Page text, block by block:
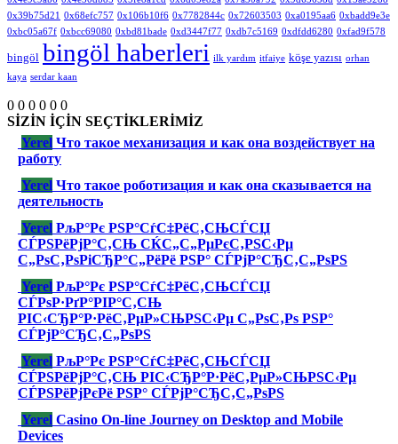
0x39b75d21
0x68efc757 0x106b10f6 0x7782844c 0x72603503 0xa0195aa6 0xbadd9e3e
0xbc05a67f 0xbcc69080 0xbd81bade 0xd3447f77 0xdb7c5169 0xdfdd6280 0xfad9f578
bingöl bingöl haberleri ilk yardım itfaiye köşe yazısı orhan
kaya serdar kaan
0 0 0 0 0 0
SİZİN İÇİN SEÇTİKLERİMİZ
Yerel Что такое механизация и как она воздействует на
работу
Yerel Что такое роботизация и как она сказывается на
деятельность
Yerel РљР°Рє РЅР°СѓС‡РёС‚СЊСЃСЏ
СЃРЅРёРјР°С‚СЊ СЌС„С„РµРєС‚РЅС‹Рµ
С„РѕС‚РѕРіСЂР°С„РёРё РЅР° СЃРјР°СЂС‚С„РѕРЅ
Yerel РљР°Рє РЅР°СѓС‡РёС‚СЊСЃСЏ
СЃРѕР·РґР°РІР°С‚СЊ
РІС‹СЂР°Р·РёС‚РµР»СЊРЅС‹Рµ С„РѕС‚Рѕ РЅР°
СЃРјР°СЂС‚С„РѕРЅ
Yerel РљР°Рє РЅР°СѓС‡РёС‚СЊСЃСЏ
СЃРЅРёРјР°С‚СЊ РІС‹СЂР°Р·РёС‚РµР»СЊРЅС‹Рµ
СЃРЅРёРјРєРё РЅР° СЃРјР°СЂС‚С„РѕРЅ
Yerel Casino On-line Journey on Desktop and Mobile
Devices